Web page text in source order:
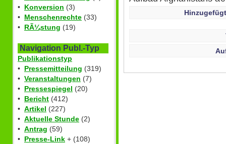
• Konversion (3)
• Menschenrechte (33)
• RÃ¼stung (19)
Navigation Publ.-Typ
Publikationstyp
• Pressemitteilung (319)
• Veranstaltungen (7)
• Pressespiegel (20)
• Bericht (412)
• Artikel (227)
• Aktuelle Stunde (2)
• Antrag (59)
• Presse-Link + (108)